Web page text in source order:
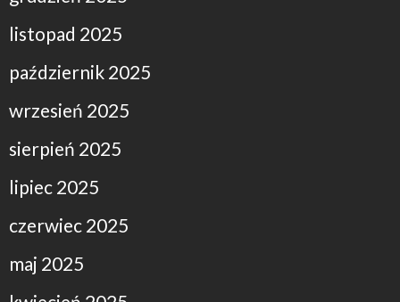
listopad 2025
październik 2025
wrzesień 2025
sierpień 2025
lipiec 2025
czerwiec 2025
maj 2025